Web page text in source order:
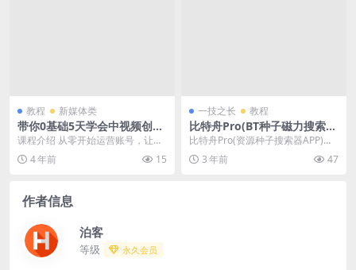
教程 新媒体类
带你0基础5天学会中视频创作
高级视频教程
课程介绍 从零开始运营账号，让你
掌握完整的视频运营技巧，课程+导
师全程指导，帮助...
4 年前 15
一技之长 教程
比特舟Pro(BT种子磁力搜索工
具)v1.2.9免费版
比特舟Pro(资源种子搜索器APP)是
一款免费无广告的BT种子磁力搜索
工具,采用...
3 年前 47
作者信息
泊客
等级 永久会员